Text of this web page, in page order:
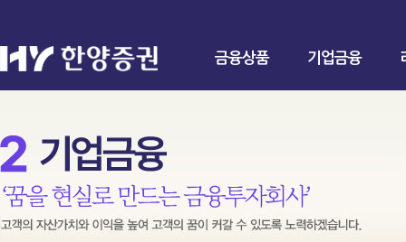
금융상품 기업금융